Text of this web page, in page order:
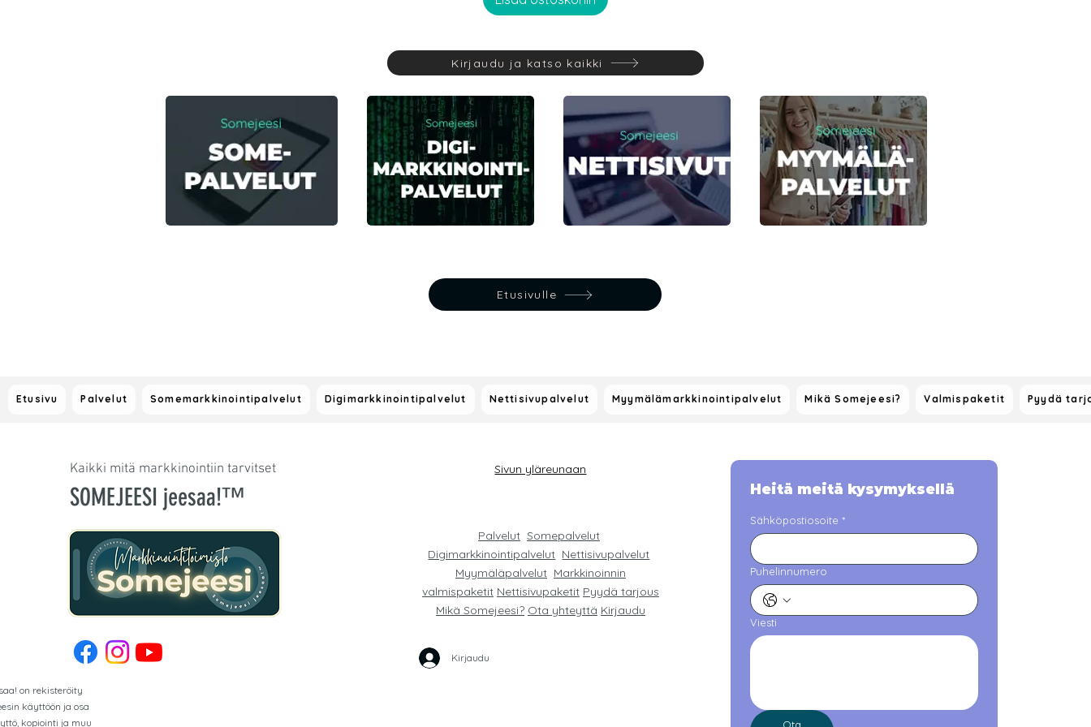
Kirjaudu ja katso kaikki
Etusivulle
Etusivu Palvelut Somemarkkinointipalvelut Digimarkkinointipalvelut Nettisivupalvelut Myymälämarkkinointipalvelut Mikä Somejeesi? Valmispaketit Pyydä
on rekisteröity
käyttöön ja osa
kopiointi ja muu
Kaikki mitä markkinointiin tarvitset
SOMEJEESI jeesaa!™
Sivun yläreunaan
Palvelut Somepalvelut
Digimarkkinointipalvelut Nettisivupalvelut
Myymäläpalvelut Markkinoinnin
valmispaketit Nettisivupaketit Pyydä tarjous
Mikä Somejeesi? Ota yhteyttä Kirjaudu
Kirjaudu
Heitä meitä kysymyksellä
Sähköpostiosoite *
Puhelinnumero
Viesti